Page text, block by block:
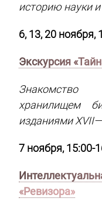
историю науки и
6, 13, 20 ноября,
Экскурсия
хранилищем
изданиями
7 ноября, 15:00-
«Ревизора»